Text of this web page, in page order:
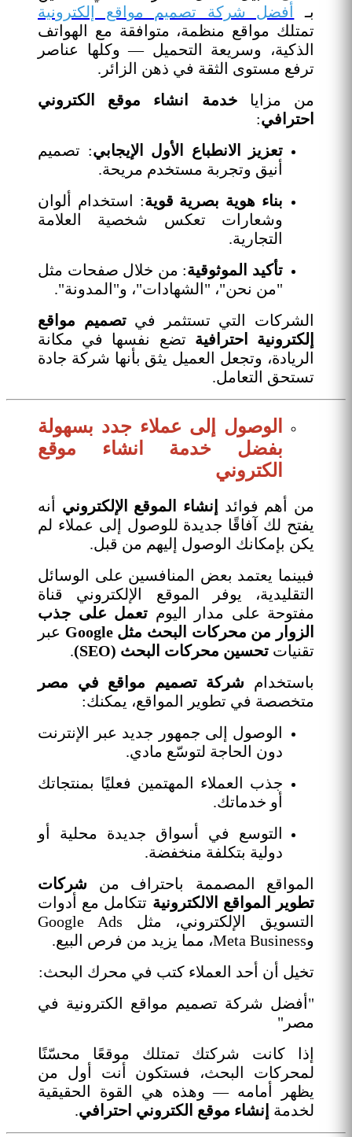
بـ
أفضل شركة تصميم مواقع إلكترونية
تمتلك مواقع منظمة، متوافقة مع الهواتف
الذكية، وسريعة التحميل — وكلها عناصر
ترفع مستوى الثقة في ذهن الزائر.
من مزاياخدمة انشاء موقع الكتروني
احترافي:
تعزيز الانطباع الأول الإيجابي: تصميم
أنيق وتجربة مستخدم مريحة.
بناء هوية بصرية قوية: استخدام ألوان
وشعارات تعكس شخصية العلامة
التجارية.
تأكيد الموثوقية: من خلال صفحات مثل
"من نحن"، "الشهادات"، و"المدونة".
الشركات التي تستثمر في تصميم مواقع
إلكترونية احترافية تضع نفسها في مكانة
الريادة، وتجعل العميل يثق بأنها شركة جادة
تستحق التعامل.
الوصول إلى عملاء جدد بسهولة
بفضل خدمة انشاء موقع
الكتروني
من أهم فوائد إنشاء الموقع الإلكتروني أنه
يفتح لك آفاقًا جديدة للوصول إلى عملاء لم
يكن بإمكانك الوصول إليهم من قبل.
فبينما يعتمد بعض المنافسين على الوسائل
التقليدية، يوفر الموقع الإلكتروني قناة
مفتوحة على مدار اليوم تعمل على جذب
الزوار من محركات البحث مثل Google
عبر
تقنيات تحسين محركات البحث (SEO)
.
باستخدام شركة تصميم مواقع في مصر
متخصصة في تطوير المواقع، يمكنك:
الوصول إلى جمهور جديد عبر الإنترنت
دون الحاجة لتوسّع مادي.
جذب العملاء المهتمين فعليًا بمنتجاتك
أو خدماتك.
التوسع في أسواق جديدة محلية أو
دولية بتكلفة منخفضة.
المواقع المصممة باحتراف من شركات
تطوير المواقع الالكترونية تتكامل مع أدوات
التسويق الإلكتروني، مثل Google Ads
وMeta Business، مما يزيد من فرص البيع.
تخيل أن أحد العملاء كتب في محرك البحث:
"أفضل شركة تصميم مواقع الكترونية في
مصر"
إذا كانت شركتك تمتلك موقعًا محسّنًا
لمحركات البحث، فستكون أنت أول من
يظهر أمامه — وهذه هي القوة الحقيقية
لخدمة إنشاء موقع الكتروني احترافي.